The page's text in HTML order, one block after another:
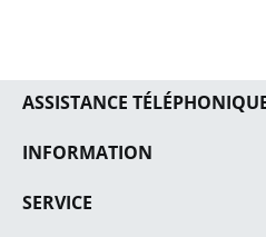
ASSISTANCE
INFORMATION
SERVICE